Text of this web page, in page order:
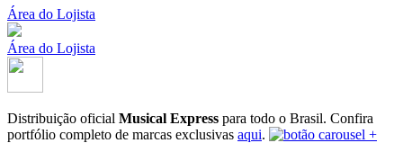
Área do Lojista
Área do Lojista
Distribuição oficial Musical Express para todo o Brasil. Confira
portfólio completo de marcas exclusivas aqui.